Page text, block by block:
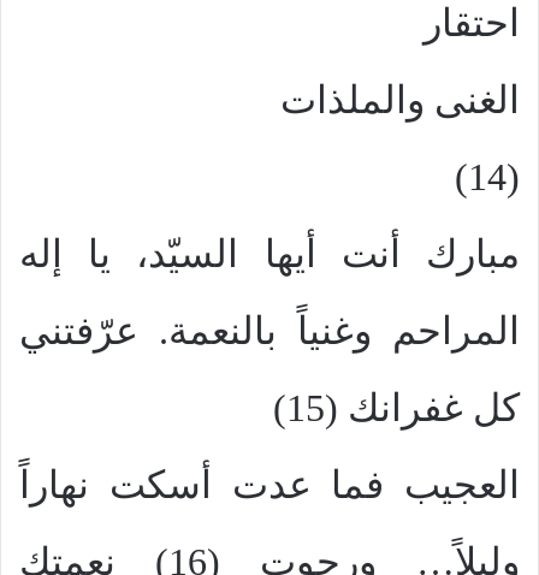
احتقار
الغنى والملذات
(14)
مبارك أنت أيها السيّد، يا إله
المراحم وغنياً بالنعمة. عرّفتني
كل غفرانك (15)
العجيب فما عدت أسكت نهاراً
وليلاً… ورجوت (16) نعمتك